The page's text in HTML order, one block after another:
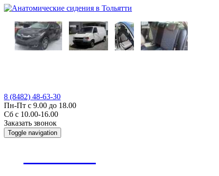
8 (8482) 48-63-30
Пн-Пт с 9.00 до 18.00
Сб с 10.00-16.00
Заказать звонок
Toggle navigation